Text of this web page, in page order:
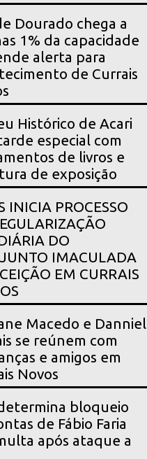
Dourado chega a
1% da capacidade
alerta para
de Currais
Histórico de Acari
especial com
de livros e
de exposição
INICIA PROCESSO
DO
IMACULADA
EM CURRAIS
Macedo e Danniel
se reúnem com
e amigos em
Novos
bloqueio
de Fábio Faria
após ataque a